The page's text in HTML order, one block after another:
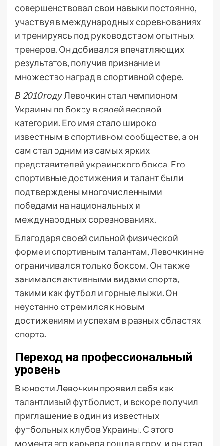
совершенствовал свои навыки постоянно,
участвуя в международных соревнованиях
и тренируясь под руководством опытных
тренеров. Он добивался впечатляющих
результатов, получив признание и
множество наград в спортивной сфере.
В 2010 годуЛевочкин стал чемпионом
Украины по боксу в своей весовой
категории. Его имя стало широко
известным в спортивном сообществе, а он
сам стал одним из самых ярких
представителей украинского бокса. Его
спортивные достижения и талант были
подтверждены многочисленными
победами на национальных и
международных соревнованиях.
Благодаря своей сильной физической
форме и спортивным талантам, Левочкин не
ограничивался только боксом. Он также
занимался активными видами спорта,
такими как футбол и горные лыжи. Он
неустанно стремился к новым
достижениям и успехам в разных областях
спорта.
Переход на профессиональный
уровень
В юности Левочкин проявил себя как
талантливый футболист, и вскоре получил
приглашение в один из известных
футбольных клубов Украины. С этого
момента его карьера пошла в гору, и он стал